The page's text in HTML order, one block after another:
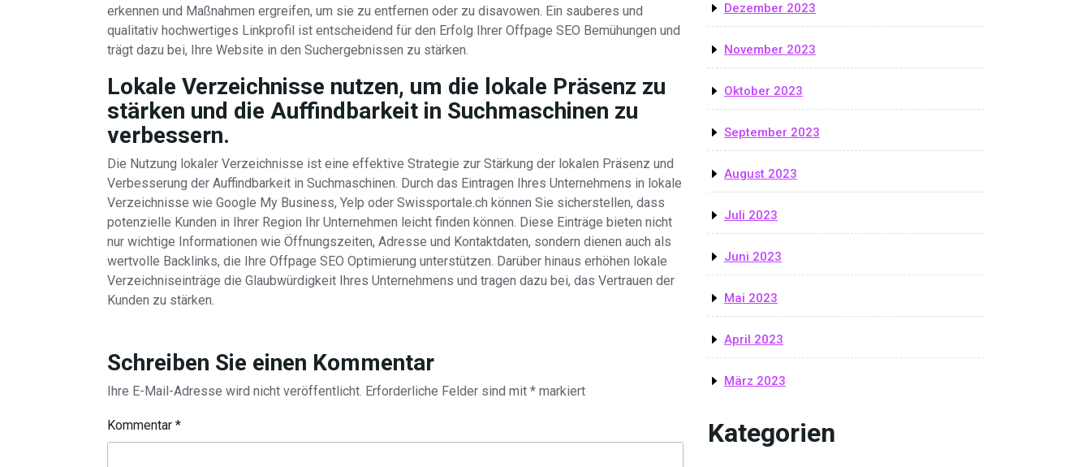
erkennen und Maßnahmen ergreifen, um sie zu entfernen oder zu disavowen. Ein sauberes und
qualitativ hochwertiges Linkprofil ist entscheidend für den Erfolg Ihrer Offpage SEO Bemühungen und
trägt dazu bei, Ihre Website in den Suchergebnissen zu stärken.
Lokale Verzeichnisse nutzen, um die lokale Präsenz zu
stärken und die Auffindbarkeit in Suchmaschinen zu
verbessern.
Die Nutzung lokaler Verzeichnisse ist eine effektive Strategie zur Stärkung der lokalen Präsenz und
Verbesserung der Auffindbarkeit in Suchmaschinen. Durch das Eintragen Ihres Unternehmens in lokale
Verzeichnisse wie Google My Business, Yelp oder Swissportale.ch können Sie sicherstellen, dass
potenzielle Kunden in Ihrer Region Ihr Unternehmen leicht finden können. Diese Einträge bieten nicht
nur wichtige Informationen wie Öffnungszeiten, Adresse und Kontaktdaten, sondern dienen auch als
wertvolle Backlinks, die Ihre Offpage SEO Optimierung unterstützen. Darüber hinaus erhöhen lokale
Verzeichniseinträge die Glaubwürdigkeit Ihres Unternehmens und tragen dazu bei, das Vertrauen der
Kunden zu stärken.
Schreiben Sie einen Kommentar
Ihre E-Mail-Adresse wird nicht veröffentlicht. Erforderliche Felder sind mit * markiert
Kommentar *
Dezember 2023
November 2023
Oktober 2023
September 2023
August 2023
Juli 2023
Juni 2023
Mai 2023
April 2023
März 2023
Kategorien